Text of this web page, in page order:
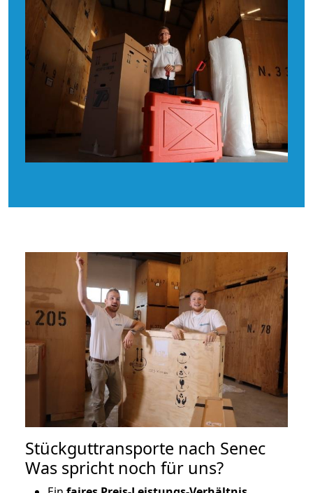
Stückguttransporte nach Senec
Was spricht noch für uns?